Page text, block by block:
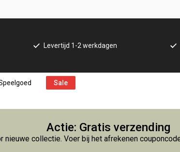
Levertijd 1-2 werkdagen
Sale
Actie: Gratis verzending
nieuwe collectie. Voer bij het afrekenen